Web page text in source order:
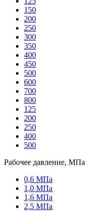
150
200
250
300
350
400
450
500
600
700
800
125
200
250
400
500
Рабочее давление, МПа
0,6 МПа
1,0 МПа
1,6 МПа
2,5 МПа